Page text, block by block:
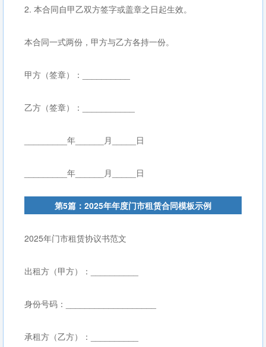
2. 本合同自甲乙双方签字或盖章之日起生效。
本合同一式两份，甲方与乙方各持一份。
甲方（签章）：__________
乙方（签章）：___________
_________年______月_____日
_________年______月_____日
第5篇：2025年年度门市租赁合同模板示例
2025年门市租赁协议书范文
出租方（甲方）：__________
身份号码：___________________
承租方（乙方）：__________